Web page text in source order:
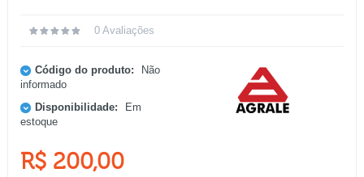
0 Avaliações
Código do produto:
Não
informado
Disponibilidade:
Em
estoque
R$ 200,00